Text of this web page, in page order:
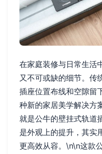
在家庭装修与日常生活
又不可或缺的细节。传
插座位置布线和空隙留
种新的家居美学解决
就是公牛的壁挂式轨道
是外观上的提升，其实
更高效从容。\n\n这款